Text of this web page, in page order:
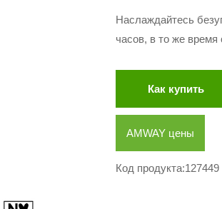
Наслаждайтесь
часов, в то же время
Как купить
AMWAY цены
Код продукта:127449